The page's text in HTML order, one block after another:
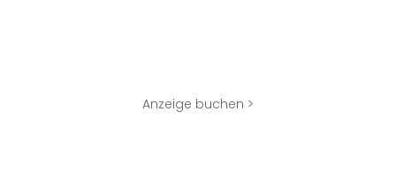
Anzeige buchen >